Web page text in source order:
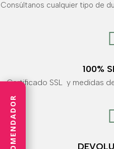
Consúltanos cualquier tipo de
100%
Certificado SSL y medidas
RECOMENDADOR